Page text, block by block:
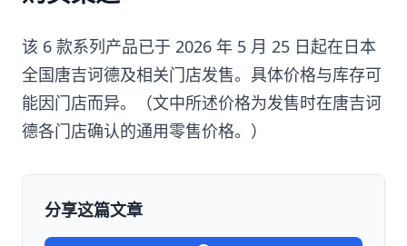
该 6 款系列产品已于 2026 年 5 月 25 日起在日本
全国唐吉诃德及相关门店发售。具体价格与库存可
能因门店而异。（文中所述价格为发售时在唐吉诃
德各门店确认的通用零售价格。）
分享这篇文章